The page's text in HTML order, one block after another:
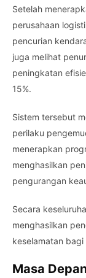
Setelah
perusahaan
pencurian
juga melihat
peningkatan
15%.
Sistem tersebut
perilaku
menerapkan
menghasilkan
pengurangan
Secara
menghasilkan
keselamatan
Masa